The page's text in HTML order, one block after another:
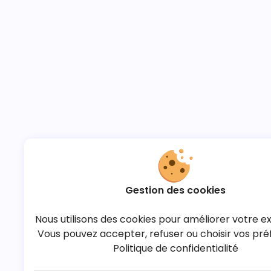
Gestion des cookies
Nous utilisons des cookies pour améliorer votre
Vous pouvez accepter, refuser ou choisir vos
Politique de confidentialité